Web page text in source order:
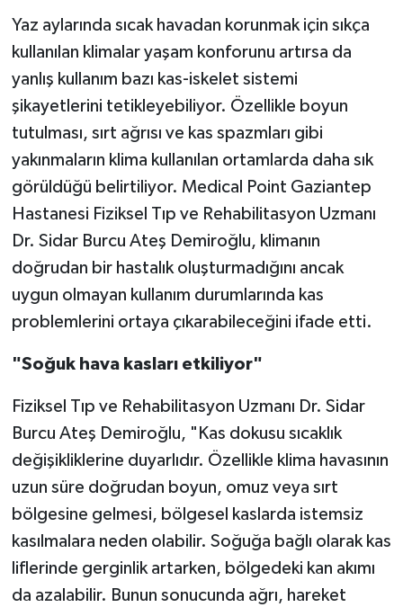
Yaz aylarında sıcak havadan korunmak için sıkça
kullanılan klimalar yaşam konforunu artırsa da
yanlış kullanım bazı kas-iskelet sistemi
şikayetlerini tetikleyebiliyor. Özellikle boyun
tutulması, sırt ağrısı ve kas spazmları gibi
yakınmaların klima kullanılan ortamlarda daha sık
görüldüğü belirtiliyor. Medical Point Gaziantep
Hastanesi Fiziksel Tıp ve Rehabilitasyon Uzmanı
Dr. Sidar Burcu Ateş Demiroğlu, klimanın
doğrudan bir hastalık oluşturmadığını ancak
uygun olmayan kullanım durumlarında kas
problemlerini ortaya çıkarabileceğini ifade etti.
"Soğuk hava kasları etkiliyor"
Fiziksel Tıp ve Rehabilitasyon Uzmanı Dr. Sidar
Burcu Ateş Demiroğlu, "Kas dokusu sıcaklık
değişikliklerine duyarlıdır. Özellikle klima havasının
uzun süre doğrudan boyun, omuz veya sırt
bölgesine gelmesi, bölgesel kaslarda istemsiz
kasılmalara neden olabilir. Soğuğa bağlı olarak kas
liflerinde gerginlik artarken, bölgedeki kan akımı
da azalabilir. Bunun sonucunda ağrı, hareket